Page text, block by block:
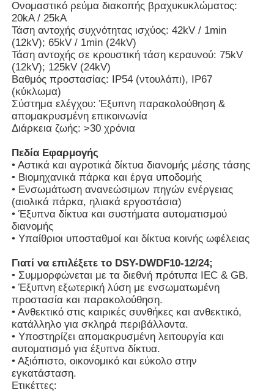
Αρχική Σελίδα
Προϊόντα
Βίντεο
Εμφάνιση VR
Σχετικά με εμάς
Γύρος εργοστασίων
επαφή
Νέα
Όλες οι περιπτώσεις
Ονομαστικό ρεύμα διακοπής βραχυκυκλώματος:
20kA / 25kA
Τάση αντοχής συχνότητας ισχύος: 42kV / 1min
(12kV); 65kV / 1min (24kV)
Τάση αντοχής σε κρουστική τάση κεραυνού: 75kV
(12kV); 125kV (24kV)
Βαθμός προστασίας: IP54 (ντουλάπι), IP67
(κύκλωμα)
Σύστημα ελέγχου: Έξυπνη παρακολούθηση &
απομακρυσμένη επικοινωνία
Διάρκεια ζωής: >30 χρόνια
Πεδία Εφαρμογής
• Αστικά και αγροτικά δίκτυα διανομής μέσης τάσης
• Βιομηχανικά πάρκα και έργα υποδομής
• Ενσωμάτωση ανανεώσιμων πηγών ενέργειας
(αιολικά πάρκα, ηλιακά εργοστάσια)
• Έξυπνα δίκτυα και συστήματα αυτοματισμού
διανομής
• Υπαίθριοι υποσταθμοί και δίκτυα κοινής ωφέλειας
Γιατί να επιλέξετε το DSY-DWDF10-12/24;
• Συμμορφώνεται με τα διεθνή πρότυπα IEC & GB.
• Έξυπνη εξωτερική λύση με ενσωματωμένη
προστασία και παρακολούθηση.
• Ανθεκτικό στις καιρικές συνθήκες και ανθεκτικό,
κατάλληλο για σκληρά περιβάλλοντα.
• Υποστηρίζει απομακρυσμένη λειτουργία και
αυτοματισμό για έξυπνα δίκτυα.
• Αξιόπιστο, οικονομικό και εύκολο στην
εγκατάσταση.
Ετικέττες: